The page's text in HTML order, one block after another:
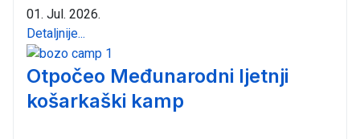
01. Jul. 2026.
Detaljnije...
Otpočeo Međunarodni ljetnji
košarkaški kamp